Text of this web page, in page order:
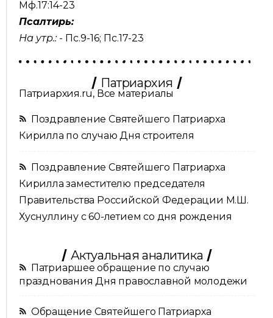
Мф.17:14-23
Псалтирь:
На утр.: - Пс.9-16; Пс.17-23
Патриархия
Патриархия.ru, Все материалы
Поздравление Святейшего Патриарха
Кирилла по случаю Дня строителя
Поздравление Святейшего Патриарха
Кирилла заместителю председателя
Правительства Российской Федерации М.Ш.
Хуснуллину с 60-летием со дня рождения
Актуальная аналитика
Патриаршее обращение по случаю
празднования Дня православной молодежи
Обращение Святейшего Патриарха